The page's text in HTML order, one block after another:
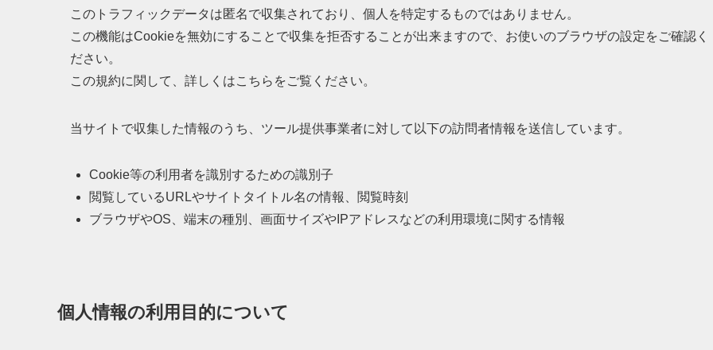
このトラフィックデータは匿名で収集されており、個人を特定するものではありません。
この機能はCookieを無効にすることで収集を拒否することが出来ますので、お使いのブラウザの設定をご確認く
ださい。
この規約に関して、詳しくはこちらをご覧ください。
当サイトで収集した情報のうち、ツール提供事業者に対して以下の訪問者情報を送信しています。
Cookie等の利用者を識別するための識別子
閲覧しているURLやサイトタイトル名の情報、閲覧時刻
ブラウザやOS、端末の種別、画面サイズやIPアドレスなどの利用環境に関する情報
個人情報の利用目的について